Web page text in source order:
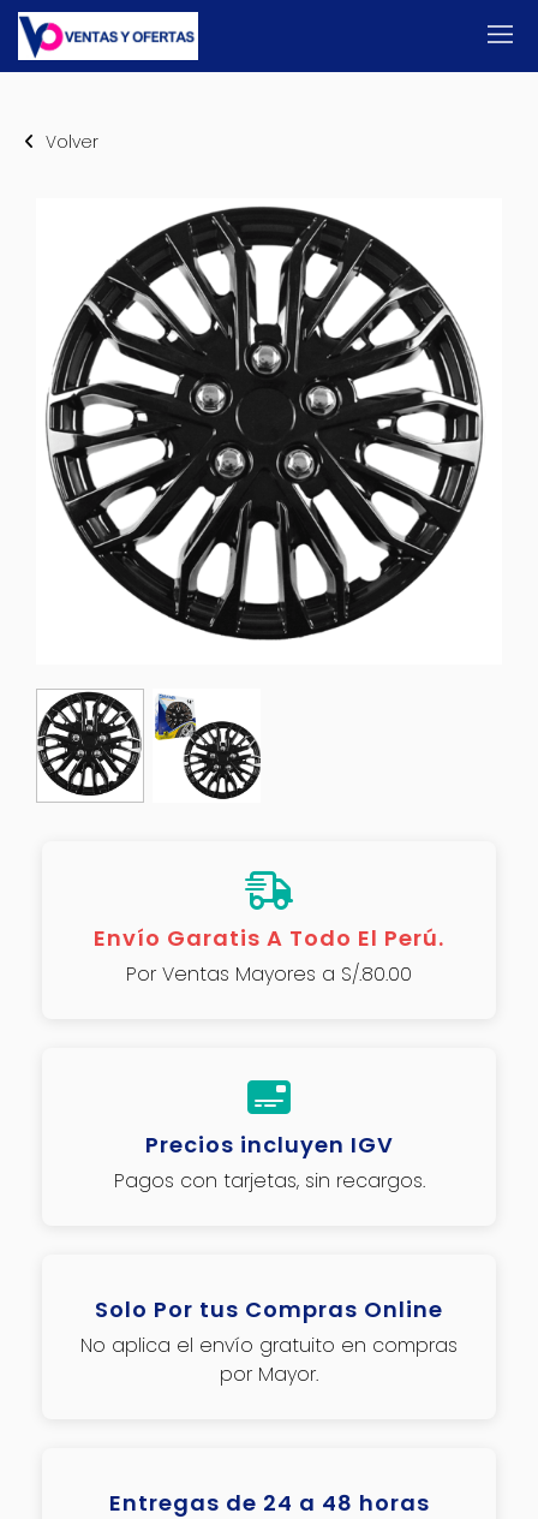
Volver
Envío Garatis A Todo El Perú.
Por Ventas Mayores a S/.80.00
Precios incluyen IGV
Pagos con tarjetas, sin recargos.
Solo Por tus Compras Online
No aplica el envío gratuito en compras
por Mayor.
Entregas de 24 a 48 horas